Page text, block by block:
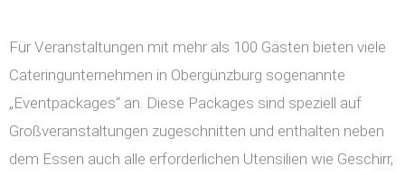
Für Veranstaltungen mit mehr als 100 Gästen bieten viele
Cateringunternehmen in Obergünzburg sogenannte
„Eventpackages“ an. Diese Packages sind speziell auf
Großveranstaltungen zugeschnitten und enthalten neben
dem Essen auch alle erforderlichen Utensilien wie Geschirr,